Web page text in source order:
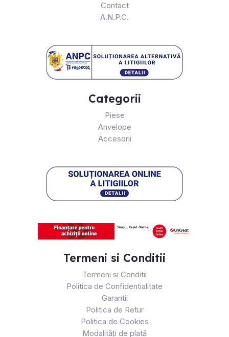
Contact
A.N.P.C.
Categorii
Piese
Anvelope
Accesorii
Termeni si Conditii
Termeni si Conditii
Politica de Confidentialitate
Garantii
Politica de Retur
Politica de Cookies
Modalități de plată